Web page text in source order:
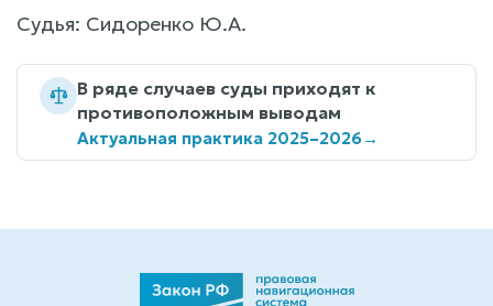
Судья: Сидоренко Ю.А.
В ряде случаев суды приходят к
противоположным выводам
Актуальная практика 2025–2026→